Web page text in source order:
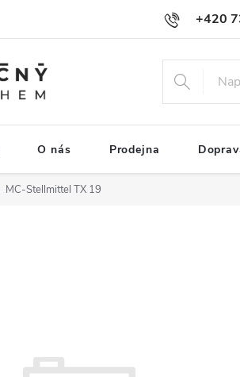
+420
O nás Prodejna
MC-Stellmittel TX 19